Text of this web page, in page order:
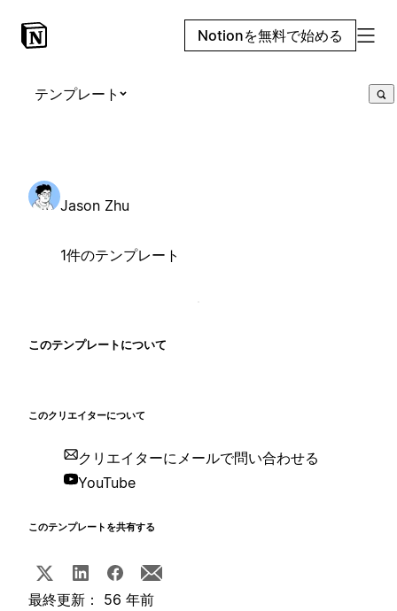
Notionを無料で始める
テンプレート
Jason Zhu
1件のテンプレート
このテンプレートについて
このクリエイターについて
クリエイターにメールで問い合わせる
YouTube
このテンプレートを共有する
最終更新： 56 年前